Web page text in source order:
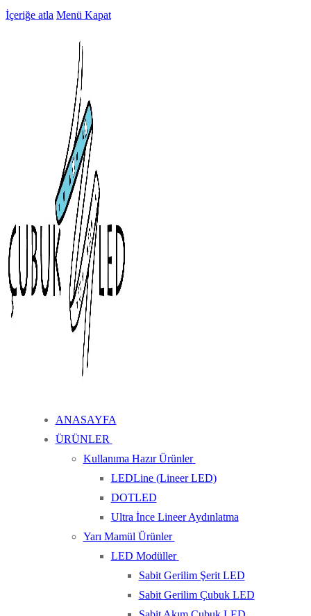
İçeriğe atla Menü Kapat
ANASAYFA
ÜRÜNLER
Kullanıma Hazır Ürünler
LEDLine (Lineer LED)
DOTLED
Ultra İnce Lineer Aydınlatma
Yarı Mamül Ürünler
LED Modüller
Sabit Gerilim Şerit LED
Sabit Gerilim Çubuk LED